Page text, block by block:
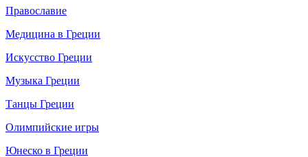
Православие
Медицина в Греции
Искусство Греции
Музыка Греции
Танцы Греции
Олимпийские игры
Юнеско в Греции